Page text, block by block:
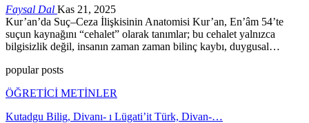
Faysal Dal Kas 21, 2025
Kur’an’da Suç–Ceza İlişkisinin Anatomisi Kur’an, En’âm 54’te
suçun kaynağını “cehalet” olarak tanımlar; bu cehalet yalnızca
bilgisizlik değil, insanın zaman zaman bilinç kaybı, duygusal…
popular posts
ÖĞRETİCİ METİNLER
Kutadgu Bilig, Divanı- ı Lügati’it Türk, Divan-…